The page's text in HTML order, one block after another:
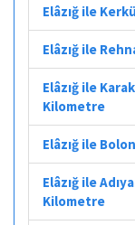
Elâzığ ile
Elâzığ ile
Elâzığ ile
Kilometre
Elâzığ ile
Elâzığ ile
Kilometre